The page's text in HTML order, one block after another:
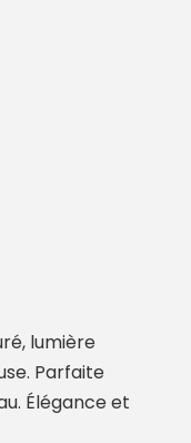
lumière
Parfaite
Élégance et